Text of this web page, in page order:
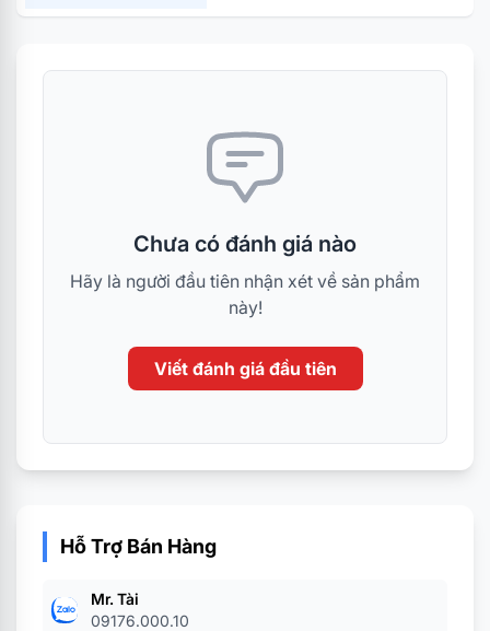
Chưa có đánh giá nào
Hãy là người đầu tiên nhận xét về sản phẩm
này!
Viết đánh giá đầu tiên
Hỗ Trợ Bán Hàng
Mr. Tài
09176.000.10